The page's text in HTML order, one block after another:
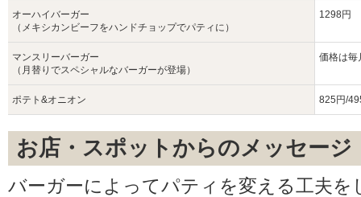
オーハイバーガー
（メキシカンビーフをハンドチョップでパティに）
1298円
マンスリーバーガー
（月替りでスペシャルなバーガーが登場）
価格は毎
ポテト&オニオン 825円/
お店・スポットからのメッセージ
バーガーによってパティを変える工夫